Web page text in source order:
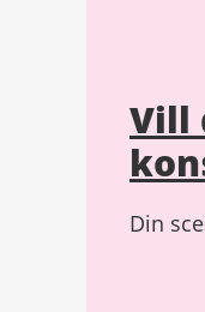
Vill
Din